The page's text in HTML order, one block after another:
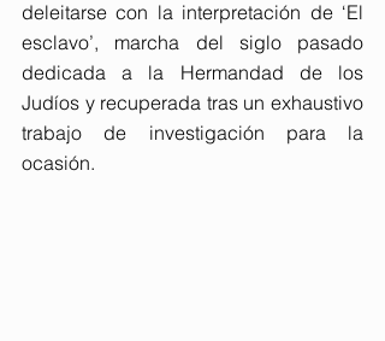
deleitarse con la interpretación de ‘El
esclavo’, marcha del siglo pasado
dedicada a la Hermandad de los
Judíos y recuperada tras un exhaustivo
trabajo de investigación para la
ocasión.